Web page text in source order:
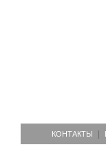
КОНТАКТЫ